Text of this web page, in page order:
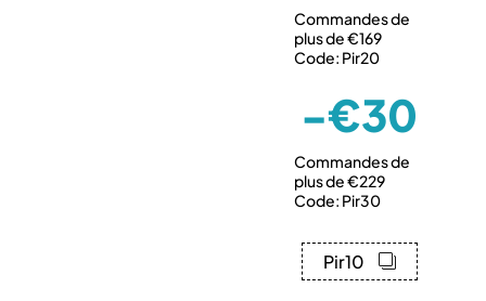
Commandes de
plus de €169
Code: Pir20
-€30
Commandes de
plus de €229
Code: Pir30
Pir10